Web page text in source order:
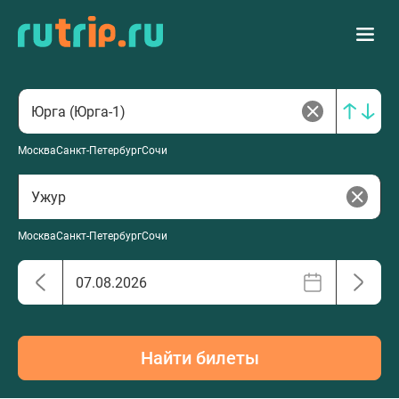
МоскваСанкт-ПетербургСочи
МоскваСанкт-ПетербургСочи
Найти билеты